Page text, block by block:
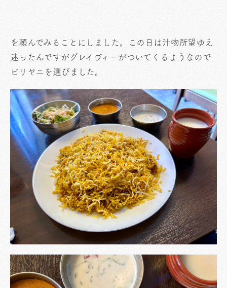
を頼んでみることにしました。この日は汁物所望ゆえ
迷ったんですがグレイヴィーがついてくるようなので
ビリヤニを選びました。